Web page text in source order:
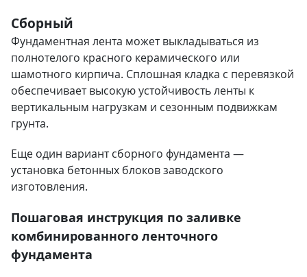
Сборный
Фундаментная лента может выкладываться из
полнотелого красного керамического или
шамотного кирпича. Сплошная кладка с перевязкой
обеспечивает высокую устойчивость ленты к
вертикальным нагрузкам и сезонным подвижкам
грунта.
Еще один вариант сборного фундамента —
установка бетонных блоков заводского
изготовления.
Пошаговая инструкция по заливке
комбинированного ленточного
фундамента